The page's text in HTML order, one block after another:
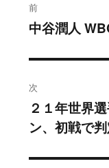
稿
ナ
ビ
ゲ
ー
前
過
投
稿:
中谷潤人
次
次
の
２１年世界
ン、初戦で